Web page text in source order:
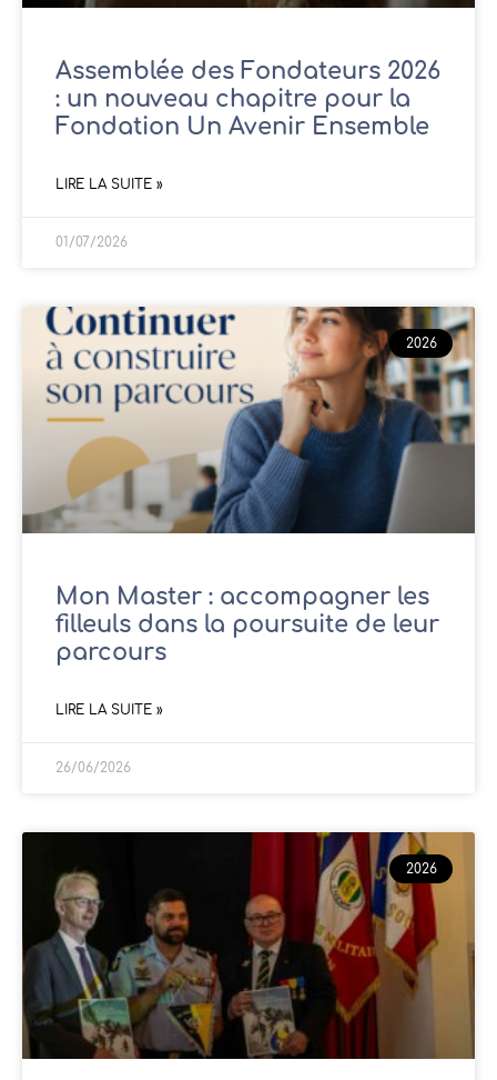
Assemblée des Fondateurs 2026
: un nouveau chapitre pour la
Fondation Un Avenir Ensemble
LIRE LA SUITE »
01/07/2026
2026
Mon Master : accompagner les
filleuls dans la poursuite de leur
parcours
LIRE LA SUITE »
26/06/2026
2026